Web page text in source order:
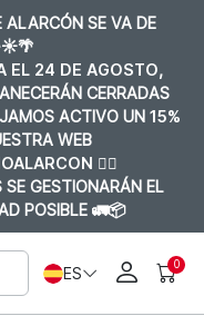
SE VA DE
EL 24 DE AGOSTO,
CERRADAS
ACTIVO UN 15%
WEB
👈🏼
GESTIONARÁN EL
POSIBLE 🚛📦
ES 0